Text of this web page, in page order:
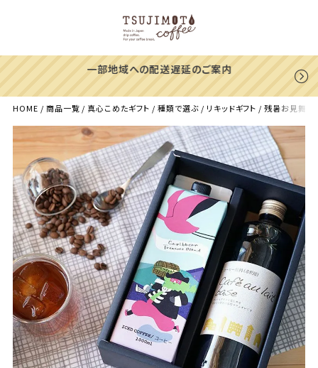
一部地域への配送遅延のご案内
HOME 商品一覧 真心こめたギフト 種類で選ぶ リキッドギフト 残暑お見舞い